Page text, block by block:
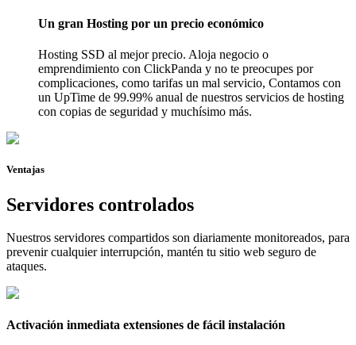
Un gran Hosting por un precio económico
Hosting SSD al mejor precio. Aloja negocio o
emprendimiento con ClickPanda y no te preocupes por
complicaciones, como tarifas un mal servicio, Contamos con
un UpTime de 99.99% anual de nuestros servicios de hosting
con copias de seguridad y muchísimo más.
Ventajas
Servidores controlados
Nuestros servidores compartidos son diariamente monitoreados, para
prevenir cualquier interrupción, mantén tu sitio web seguro de
ataques.
Activación inmediata extensiones de fácil instalación